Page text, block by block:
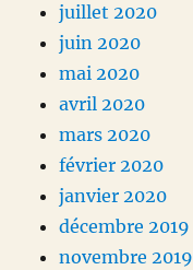
juillet 2020
juin 2020
mai 2020
avril 2020
mars 2020
février 2020
janvier 2020
décembre 2019
novembre 2019